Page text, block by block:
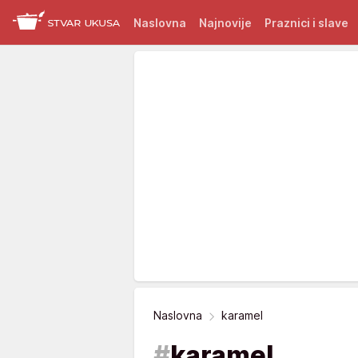
Naslovna Najnovije Praznici i slave
Naslovna karamel